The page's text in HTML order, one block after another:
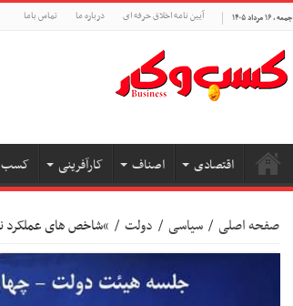
جمعه , ۱۶ مرداد ۱۴۰۵ آیین نامه اخلاق حرفه ای درباره ما تماس باما
اقتصادی اصناف کارآفرینی کسب
صفحه اصلی / سیاسی / دولت / “شاخص های عملکرد